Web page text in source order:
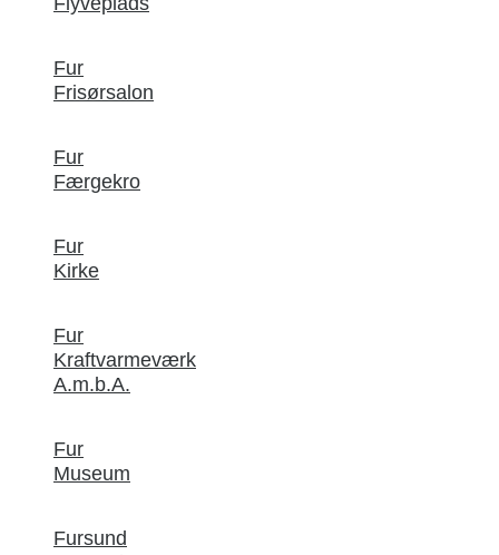
Fur
Frisørsalon
Fur
Færgekro
Fur
Kirke
Fur
Kraftvarmeværk
A.m.b.A.
Fur
Museum
Fursund